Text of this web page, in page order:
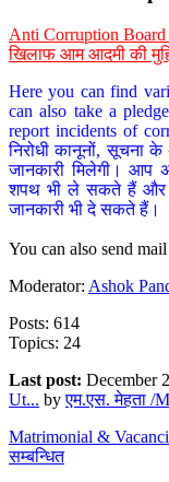
Anti Corruption Board
खिलाफ आम आदमी की
Here you can find
can also take a
report incidents of
निरोधी कानूनों, सूचना
जानकारी मिलेगी। आप
शपथ भी ले सकते हैं और
जानकारी भी दे सकते हैं।
You can also send
Moderator: Ashok
Posts: 614
Topics: 24
Last post: December
Ut... byएम.एस. मेहता /
Matrimonial &
सम्बन्धित